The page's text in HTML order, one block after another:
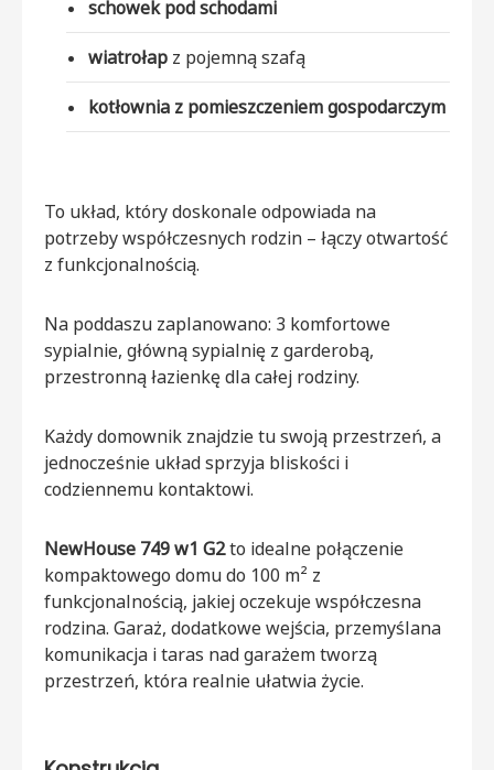
schowek pod schodami
wiatrołap z pojemną szafą
kotłownia z pomieszczeniem gospodarczym
To układ, który doskonale odpowiada na
potrzeby współczesnych rodzin – łączy otwartość
z funkcjonalnością.
Na poddaszu zaplanowano: 3 komfortowe
sypialnie, główną sypialnię z garderobą,
przestronną łazienkę dla całej rodziny.
Każdy domownik znajdzie tu swoją przestrzeń, a
jednocześnie układ sprzyja bliskości i
codziennemu kontaktowi.
NewHouse 749 w1 G2to idealne połączenie
kompaktowego domu do 100 m² z
funkcjonalnością, jakiej oczekuje współczesna
rodzina. Garaż, dodatkowe wejścia, przemyślana
komunikacja i taras nad garażem tworzą
przestrzeń, która realnie ułatwia życie.